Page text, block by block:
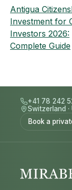
Antigua
Investment for
Investors 2026:
Complete Guide
+41 78 242
Switzerland ·
Book a